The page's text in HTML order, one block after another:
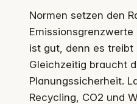
Normen setzen den
Emissionsgrenzwerte
ist gut, denn es treibt
Gleichzeitig braucht
Planungssicherheit.
Recycling, CO2 und